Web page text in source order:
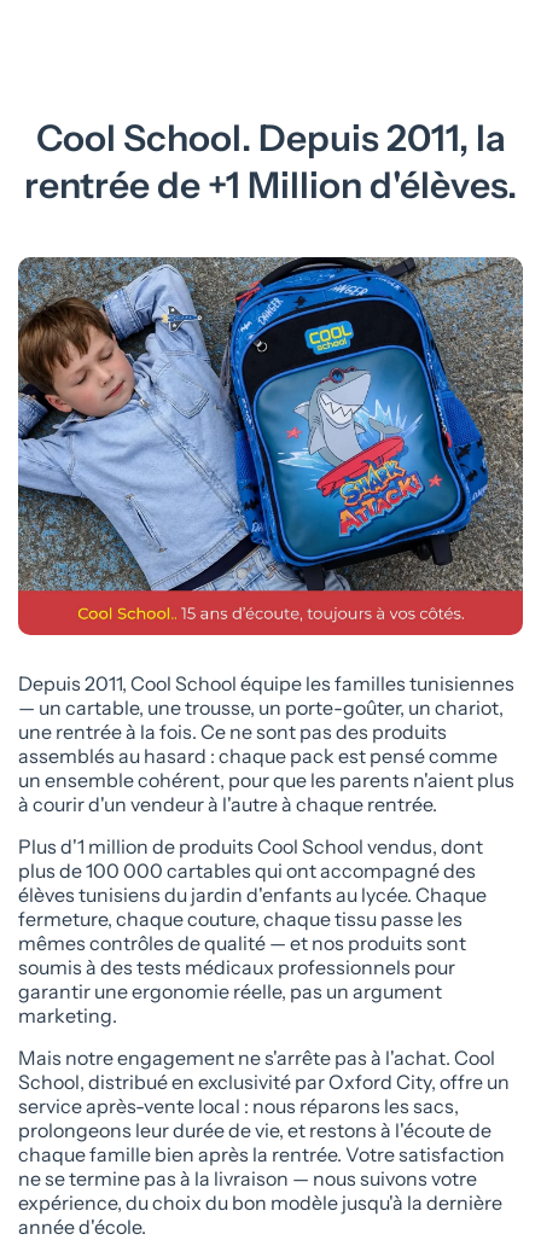
Cool School. Depuis 2011, la
rentrée de +1 Million d'élèves.
Depuis 2011, Cool School équipe les familles tunisiennes
— un cartable, une trousse, un porte-goûter, un chariot,
une rentrée à la fois. Ce ne sont pas des produits
assemblés au hasard : chaque pack est pensé comme
un ensemble cohérent, pour que les parents n'aient plus
à courir d'un vendeur à l'autre à chaque rentrée.
Plus d'1 million de produits Cool School vendus, dont
plus de 100 000 cartables qui ont accompagné des
élèves tunisiens du jardin d'enfants au lycée. Chaque
fermeture, chaque couture, chaque tissu passe les
mêmes contrôles de qualité — et nos produits sont
soumis à des tests médicaux professionnels pour
garantir une ergonomie réelle, pas un argument
marketing.
Mais notre engagement ne s'arrête pas à l'achat. Cool
School, distribué en exclusivité par Oxford City, offre un
service après-vente local : nous réparons les sacs,
prolongeons leur durée de vie, et restons à l'écoute de
chaque famille bien après la rentrée. Votre satisfaction
ne se termine pas à la livraison — nous suivons votre
expérience, du choix du bon modèle jusqu'à la dernière
année d'école.